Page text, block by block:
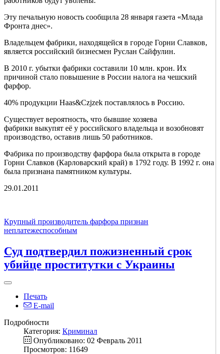
Эту печальную новость сообщила 28 января газета «Млада
Фронта днес».
Владельцем фабрики, находящейся в городе Горни Славков,
является российский бизнесмен Руслан Сайфулин.
В 2010 г. убытки фабрики составили 10 млн. крон. Их
причиной стало повышение в России налога на чешский
фарфор.
40% продукции Haas&Czjzek поставлялось в Россию.
Существует вероятность, что бывшие хозяева
фабрики выкупят её у российского владельца и возобновят
производство, оставив лишь 50 работников.
Фабрика по производству фарфора была открыта в городе
Горни Славков (Карловарский край) в 1792 году. В 1992 г. она
была признана памятником культуры.
29.01.2011
Крупный производитель фарфора признан
неплатежеспособным
Суд подтвердил пожизненный срок
убийце проститутки с Украины
Печать
E-mail
Подробности
Категория: Криминал
Опубликовано: 02 Февраль 2011
Просмотров: 11649